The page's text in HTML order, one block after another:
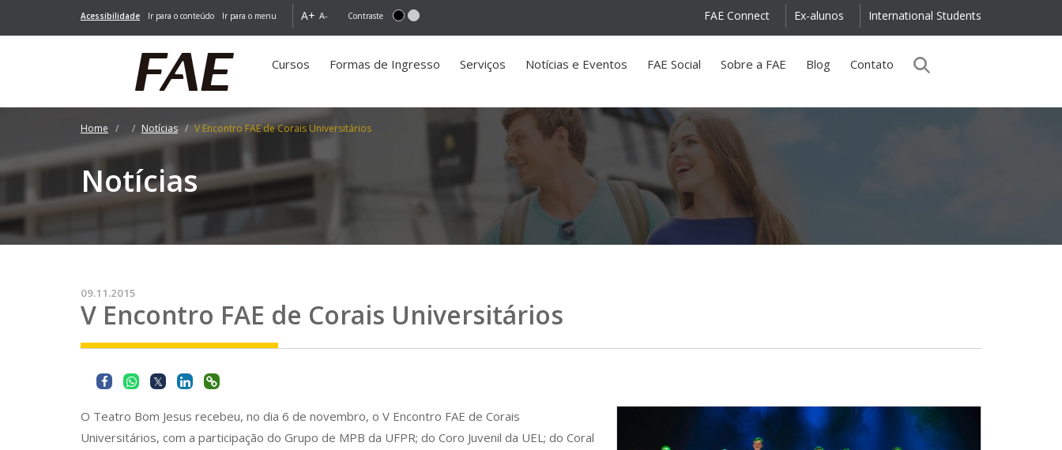
Acessibilidade Ir para o conteúdo Ir para o menu A+ A- Contraste International Students
Ex-alunos
FAE Connect
Cursos Formas de Ingresso Serviços Notícias e Eventos FAE Social Sobre a FAE Blog Contato
Home Notícias V Encontro FAE de Corais Universitários
Notícias
09.11.2015
V Encontro FAE de Corais Universitários
O Teatro Bom Jesus recebeu, no dia 6 de novembro, o V Encontro FAE de Corais
Universitários, com a participação do Grupo de MPB da UFPR; do Coro Juvenil da UEL; do Coral